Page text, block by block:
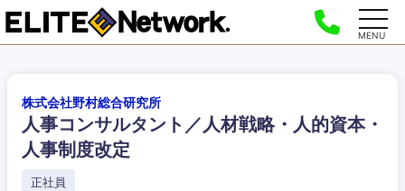
MENU
株式会社野村総合研究所
人事コンサルタント／人材戦略・人的資本・
人事制度改定
正社員